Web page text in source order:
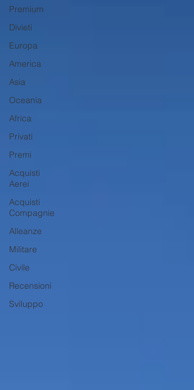
Premium
Divieti
Europa
America
Asia
Oceania
Africa
Privati
Premi
Acquisti
Aerei
Acquisti
Compagnie
Alleanze
Militare
Civile
Recensioni
Sviluppo